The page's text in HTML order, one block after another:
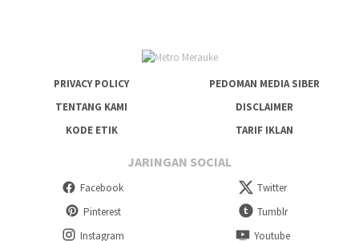
PRIVACY POLICY
PEDOMAN MEDIA SIBER
TENTANG KAMI
DISCLAIMER
KODE ETIK
TARIF IKLAN
JARINGAN SOCIAL
Facebook
Twitter
Pinterest
Tumblr
Instagram
Youtube